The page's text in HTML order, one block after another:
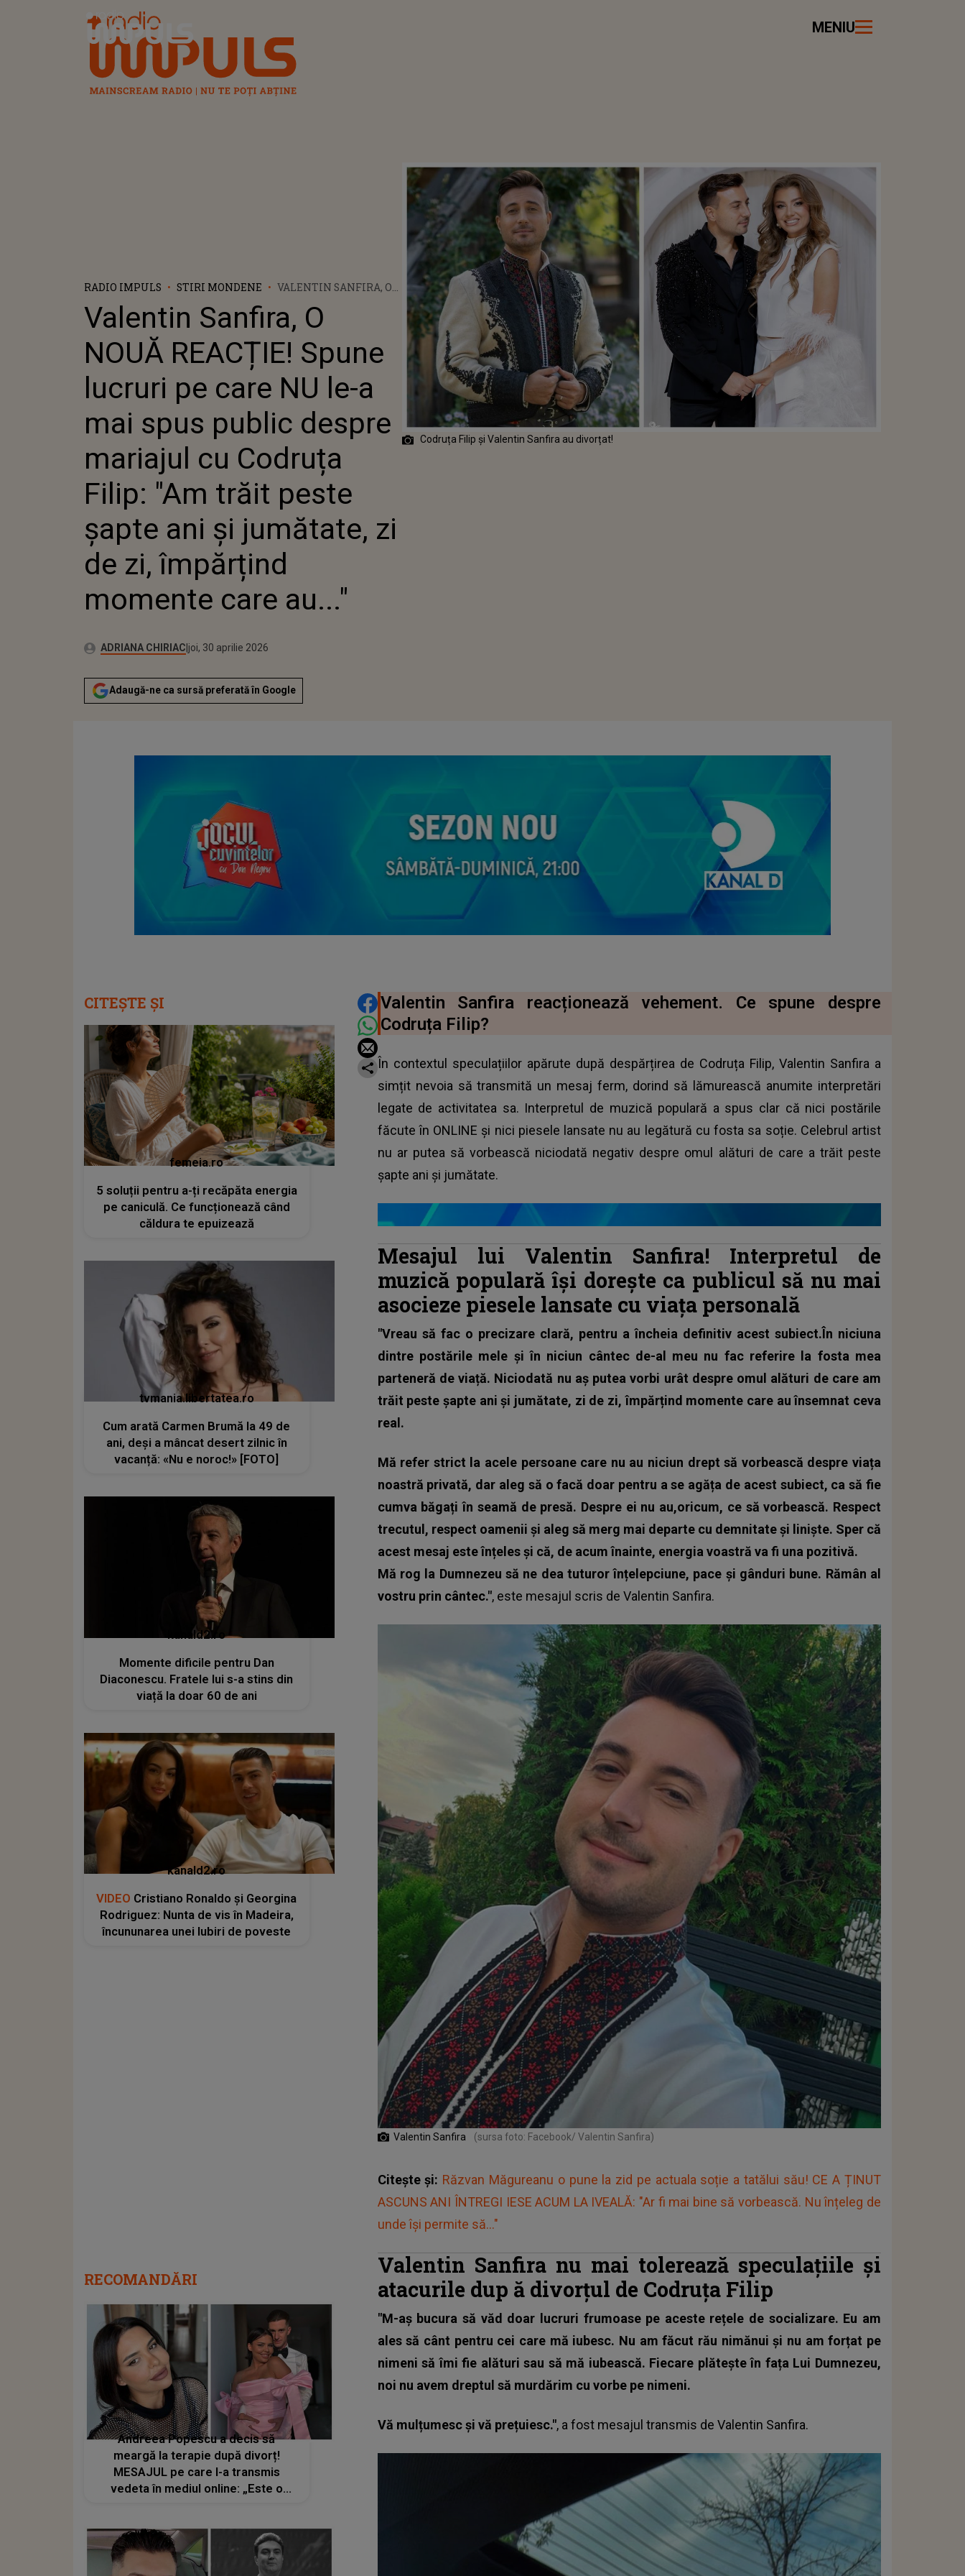
Radio Impuls MENIU
RADIO IMPULS STIRI MONDENE
VALENTIN SANFIRA, O
LUCRURI PE CARE NU
LE-A MAI SPUS PUBLIC
DESPRE MARIAJUL CU
CODRUȚA FILIP: "AM
TRĂIT PESTE ȘAPTE
ANI ȘI JUMĂTATE, ZI DE
ZI, ÎMPĂRȚIND
MOMENTE CARE AU..."
Valentin Sanfira, O
NOUĂ REACȚIE! Spune
lucruri pe care NU le-a
mai spus public despre
mariajul cu Codruța
Filip: "Am trăit peste
șapte ani și jumătate, zi
de zi, împărțind
momente care au..."
Autor:ADRIANA CHIRIACPublicat:
joi, 30 aprilie 2026
Actualizat:
joi, 30 aprilie 2026
Adaugă-ne ca sursă preferată în Google
Codruța Filip și Valentin Sanfira au divorțat!
DISTRIBUIE ARTICOLUL
Valentin Sanfira reacționează vehement. Ce spune despre
Codruța Filip?
În contextul speculațiilor apărute după despărțirea de Codruța Filip, Valentin Sanfira a
simțit nevoia să transmită un mesaj ferm, dorind să lămurească anumite interpretări
legate de activitatea sa. Interpretul de muzică populară a spus clar că nici postările
făcute în ONLINE și nici piesele lansate nu au legătură cu fosta sa soție. Celebrul artist
nu ar putea să vorbească niciodată negativ despre omul alături de care a trăit peste
șapte ani și jumătate.
Mesajul lui Valentin Sanfira! Interpretul de
muzică populară își dorește ca publicul să nu mai
asocieze piesele lansate cu viața personală
"Vreau să fac o precizare clară, pentru a încheia definitiv acest subiect.În niciuna
dintre postările mele și în niciun cântec de-al meu nu fac referire la fosta mea
parteneră de viață. Niciodată nu aș putea vorbi urât despre omul alături de care am
trăit peste șapte ani și jumătate, zi de zi, împărțind momente care au însemnat ceva
real.
Mă refer strict la acele persoane care nu au niciun drept să vorbească despre viața
noastră privată, dar aleg să o facă doar pentru a se agăța de acest subiect, ca să fie
cumva băgați în seamă de presă. Despre ei nu au,oricum, ce să vorbească. Respect
trecutul, respect oamenii și aleg să merg mai departe cu demnitate și liniște. Sper că
acest mesaj este înțeles și că, de acum înainte, energia voastră va fi una pozitivă.
Mă rog la Dumnezeu să ne dea tuturor înțelepciune, pace și gânduri bune. Rămân al
vostru prin cântec.", este mesajul scris de Valentin Sanfira.
Valentin Sanfira (sursa foto: Facebook/ Valentin Sanfira)
Citește și: Răzvan Măgureanu o pune la zid pe actuala soție a tatălui său! CE A ȚINUT
ASCUNS ANI ÎNTREGI IESE ACUM LA IVEALĂ: "Ar fi mai bine să vorbească. Nu înțeleg de
unde își permite să..."
Valentin Sanfira nu mai tolerează speculațiile și
atacurile dup ă divorțul de Codruța Filip
"M-aș bucura să văd doar lucruri frumoase pe aceste rețele de socializare. Eu am
ales să cânt pentru cei care mă iubesc. Nu am făcut rău nimănui și nu am forțat pe
nimeni să îmi fie alături sau să mă iubească. Fiecare plătește în fața Lui Dumnezeu,
noi nu avem dreptul să murdărim cu vorbe pe nimeni.
Vă mulțumesc și vă prețuiesc.", a fost mesajul transmis de Valentin Sanfira.
CITEȘTE ȘI
femeia.ro
5 soluții pentru a-ți recăpăta energia
pe caniculă. Ce funcționează când
căldura te epuizează
tvmania.libertatea.ro
Cum arată Carmen Brumă la 49 de
ani, deși a mâncat desert zilnic în
vacanță: «Nu e noroc!» [FOTO]
kanald2.ro
Momente dificile pentru Dan
Diaconescu. Fratele lui s-a stins din
viață la doar 60 de ani
kanald2.ro
VIDEO Cristiano Ronaldo și Georgina
Rodriguez: Nunta de vis în Madeira,
încununarea unei Iubiri de poveste
RECOMANDĂRI
Andreea Popescu a decis să
meargă la terapie după divorț!
MESAJUL pe care l-a transmis
vedeta în mediul online: „Este o